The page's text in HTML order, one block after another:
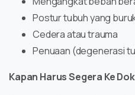
Postur tubuh yang
Cedera atau trauma
Penuaan (degenerasi
Kapan Harus Segera Ke